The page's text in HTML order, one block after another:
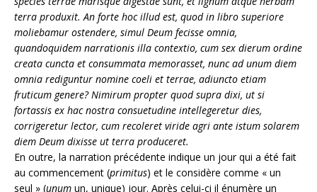
terra produxit. An forte hoc illud est, quod in libro superiore
moliebamur ostendere, simul Deum fecisse omnia,
quandoquidem narrationis illa contextio, cum sex dierum ordine
creata cuncta et consummata memorasset, nunc ad unum diem
omnia rediguntur nomine coeli et terrae, adiuncto etiam
fruticum genere? Nimirum propter quod supra dixi, ut si
fortassis ex hac nostra consuetudine intellegeretur dies,
corrigeretur lector, cum recoleret viride agri ante istum solarem
diem Deum dixisse ut terra produceret.
En outre, la narration précédente indique un jour qui a été fait
au commencement (primitus) et le considère comme « un
seul » (unum un, unique) jour. Après celui-ci il énumère un